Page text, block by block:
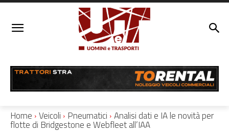
Home Veicoli Pneumatici Analisi dati e IA le novità per
flotte di Bridgestone e Webfleet all’IAA